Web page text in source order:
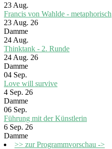
23 Aug.
Francis von Wahlde - metaphorisch
23 Aug. 26
Damme
24 Aug.
Thinktank - 2. Runde
24 Aug. 26
Damme
04 Sep.
Love will survive
4 Sep. 26
Damme
06 Sep.
Führung mit der Künstlerin
6 Sep. 26
Damme
>> zur Programmvorschau ->